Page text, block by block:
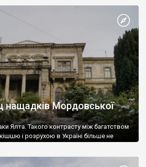
нащадків Мордовської
Ялта. Такого контрасту між багатством
і розрухою в Україні більше не